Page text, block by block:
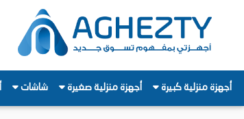
أجهزة منزلية كبيرة أجهزة منزلية صغيرة شاشات